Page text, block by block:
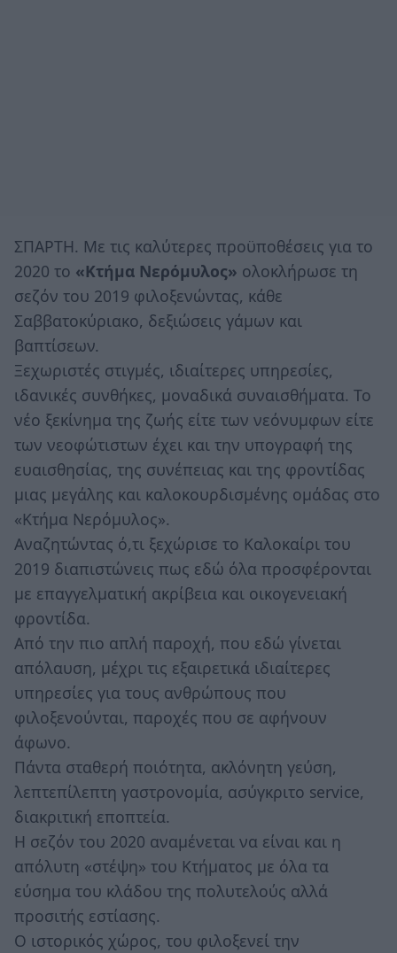
ΣΠΑΡΤΗ. Mε τις καλύτερες προϋποθέσεις για το
2020 το «Κτήμα Νερόμυλος» ολοκλήρωσε τη
σεζόν του 2019 φιλοξενώντας, κάθε
Σαββατοκύριακο, δεξιώσεις γάμων και
βαπτίσεων.
Ξεχωριστές στιγμές, ιδιαίτερες υπηρεσίες,
ιδανικές συνθήκες, μοναδικά συναισθήματα. Το
νέο ξεκίνημα της ζωής είτε των νεόνυμφων είτε
των νεοφώτιστων έχει και την υπογραφή της
ευαισθησίας, της συνέπειας και της φροντίδας
μιας μεγάλης και καλοκουρδισμένης ομάδας στο
«Κτήμα Νερόμυλος».
Αναζητώντας ό,τι ξεχώρισε το Καλοκαίρι του
2019 διαπιστώνεις πως εδώ όλα προσφέρονται
με επαγγελματική ακρίβεια και οικογενειακή
φροντίδα.
Από την πιο απλή παροχή, που εδώ γίνεται
απόλαυση, μέχρι τις εξαιρετικά ιδιαίτερες
υπηρεσίες για τους ανθρώπους που
φιλοξενούνται, παροχές που σε αφήνουν
άφωνο.
Πάντα σταθερή ποιότητα, ακλόνητη γεύση,
λεπτεπίλεπτη γαστρονομία, ασύγκριτο service,
διακριτική εποπτεία.
Η σεζόν του 2020 αναμένεται να είναι και η
απόλυτη «στέψη» του Κτήματος με όλα τα
εύσημα του κλάδου της πολυτελούς αλλά
προσιτής εστίασης.
Ο ιστορικός χώρος, του φιλοξενεί την